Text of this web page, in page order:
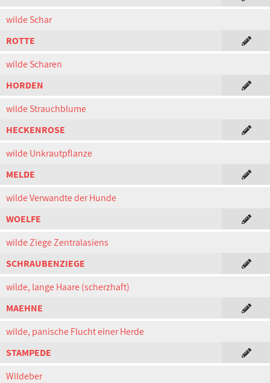
wilde Schar
ROTTE
wilde Scharen
HORDEN
wilde Strauchblume
HECKENROSE
wilde Unkrautpflanze
MELDE
wilde Verwandte der Hunde
WOELFE
wilde Ziege Zentralasiens
SCHRAUBENZIEGE
wilde, lange Haare (scherzhaft)
MAEHNE
wilde, panische Flucht einer Herde
STAMPEDE
Wildeber